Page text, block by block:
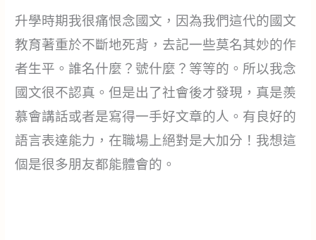
升學時期我很痛恨念國文，因為我們這代的國文
教育著重於不斷地死背，去記一些莫名其妙的作
者生平。誰名什麼？號什麼？等等的。所以我念
國文很不認真。但是出了社會後才發現，真是羨
慕會講話或者是寫得一手好文章的人。有良好的
語言表達能力，在職場上絕對是大加分！我想這
個是很多朋友都能體會的。